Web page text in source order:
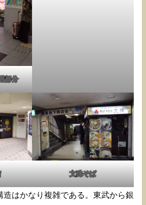
部分
文殊そば
造はかなり複雑である。東武から銀